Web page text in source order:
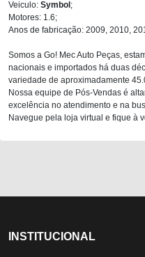
Veiculo: Symbol;
Motores: 1.6;
Anos de fabricação: 2009, 2010,
Somos a Go! Mec Auto Peças,
nacionais e importados há duas
variedade de aproximadamente
Nossa equipe de Pós-Vendas é
excelência no atendimento e na
Navegue pela loja virtual e fique à
INSTITUCIONAL